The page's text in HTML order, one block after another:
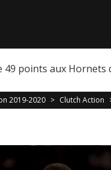
49 points aux Hornets
2019-2020 > Clutch Action